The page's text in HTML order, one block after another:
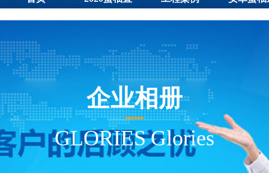
企业相册
GLORIES Glories